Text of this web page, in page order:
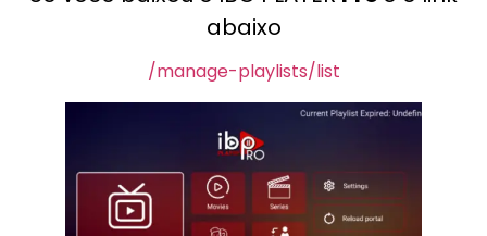
abaixo
/manage-playlists/list